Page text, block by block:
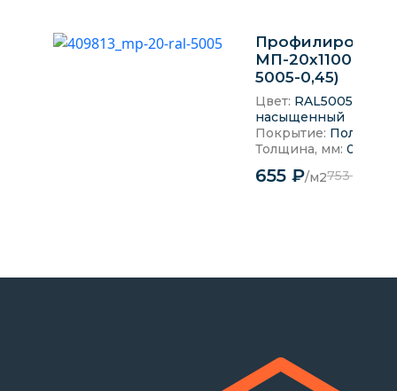
МП-20x1100-R
5005-0,45)
Цвет: RAL5005
насыщенный
Покрытие:
Толщина, мм: 0.45 мм
655 ₽/м2753 ₽